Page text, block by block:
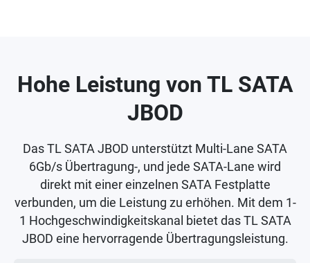
Hohe Leistung von TL SATA
JBOD
Das TL SATA JBOD unterstützt Multi-Lane SATA
6Gb/s Übertragung-, und jede SATA-Lane wird
direkt mit einer einzelnen SATA Festplatte
verbunden, um die Leistung zu erhöhen. Mit dem 1-
1 Hochgeschwindigkeitskanal bietet das TL SATA
JBOD eine hervorragende Übertragungsleistung.